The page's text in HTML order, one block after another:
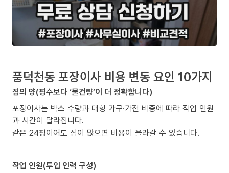
풍덕천동 포장이사 비용 변동 요인 10가지
짐의 양(평수보다 ‘물건량’이 더 정확합니다)
포장이사는 박스 수량과 대형 가구·가전 비중에 따라 작업 인원
과 시간이 달라집니다.
같은 24평이어도 짐이 많으면 비용이 올라갈 수 있습니다.
작업 인원(투입 인력 구성)